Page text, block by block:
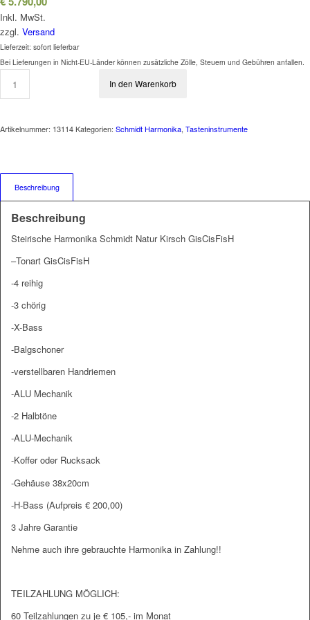
Inkl. MwSt.
zzgl. Versand
Lieferzeit: sofort lieferbar
Bei Lieferungen in Nicht-EU-Länder können zusätzliche Zölle, Steuern und Gebühren anfallen.
In den Warenkorb
Artikelnummer: 13114Kategorien: Schmidt Harmonika, Tasteninstrumente
Beschreibung
Beschreibung
Steirische Harmonika Schmidt Natur Kirsch GisCisFisH
–Tonart GisCisFisH
-4 reihig
-3 chörig
-X-Bass
-Balgschoner
-verstellbaren Handriemen
-ALU Mechanik
-2 Halbtöne
-ALU-Mechanik
-Koffer oder Rucksack
-Gehäuse 38x20cm
-H-Bass (Aufpreis € 200,00)
3 Jahre Garantie
Nehme auch ihre gebrauchte Harmonika in Zahlung!!
TEILZAHLUNG MÖGLICH:
60 Teilzahlungen zu je € 105,- im Monat